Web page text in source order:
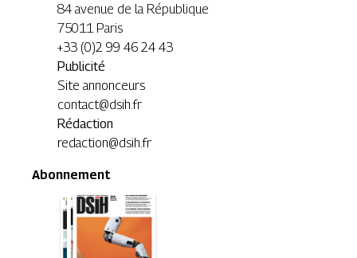
84 avenue de la République
75011 Paris
+33 (0)2 99 46 24 43
Publicité
Site annonceurs
contact@dsih.fr
Rédaction
redaction@dsih.fr
Abonnement